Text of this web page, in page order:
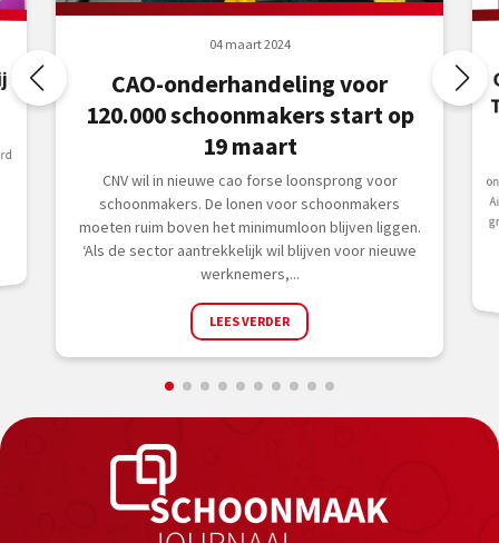
04 maart 2024
CAO-onderhandeling voor
120.000 schoonmakers start op
19 maart
CNV wil in nieuwe cao forse loonsprong voor
schoonmakers. De lonen voor schoonmakers
moeten ruim boven het minimumloon blijven liggen.
‘Als de sector aantrekkelijk wil blijven voor nieuwe
werknemers,...
LEES VERDER